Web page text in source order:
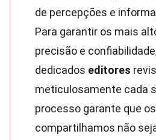
de percepções e
Para garantir os mais
precisão e
dedicados editores
meticulosamente cada
processo garante que
compartilhamos não